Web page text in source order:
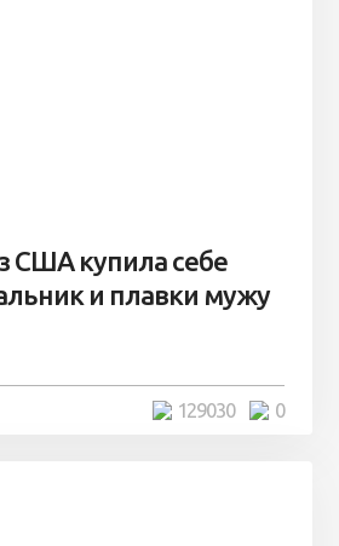
США купила себе
и плавки мужу
0
129030